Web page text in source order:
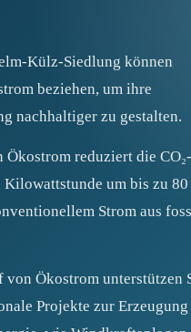
Külz-Siedlung können
beziehen, um ihre
nachhaltiger zu gestalten.
Ökostrom reduziert die CO₂-
Kilowattstunde um bis zu 80
Strom aus
von Ökostrom unterstützen
Projekte zur Erzeugung